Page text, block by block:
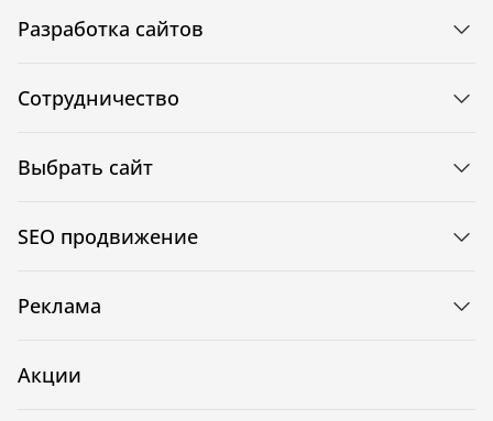
Разработка сайтов
Сотрудничество
Выбрать сайт
SEO продвижение
Реклама
Акции